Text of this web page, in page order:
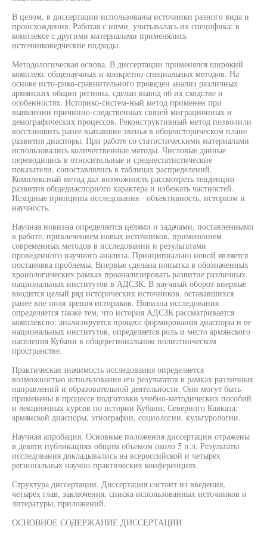
В целом, в диссертации использованы источники разного вида и
происхождения. Работая с ними, учитывалась их специфика; в
комплексе с другими материалами применялись
источниковедческие подходы.
Методологическая основа. В диссертации применялся широкий
комплекс общенаучных и конкретно-специальных методов. На
основе исто-рико-сравнительного проведен анализ различных
армянских общин региона, сделан вывод об их сходстве и
особенностях. Историко-систем-ный метод применен при
выявлении причинно-следственных связей миграционных и
демографических процессов. Реконструктивный метод позволили
восстановить ранее выпавшие звенья в общеисторическом плане
развития диаспоры. При работе со статистическими материалами
использовались количественные методы. Числовые данные
переводились в относительные и среднестатистические
показатели, сопоставлялись в таблицах распределений.
Комплексный метод дал возможность рассмотреть тенденции
развития общедиаспорного характера и избежать частностей.
Исходные принципы исследования - объективность, историзм и
научность.
Научная новизна определяется целями и задачами, поставленными
в работе, привлечением новых источников, применением
современных методов в исследовании и результатами
проведенного научного анализа. Принципиально новой является
постановка проблемы. Впервые сделана попытка в обозначенных
хронологических рамках проанализировать развитие различных
национальных институтов в АДСЗК. В научный оборот впервые
вводится целый ряд исторических источников, остававшихся
ранее вне поля зрения историков. Новизна исследования
определяется также тем, что история АДСЗК рассматривается
комплексно: анализируется процесс формирования диаспоры и ее
национальных институтов, определяется роль и место армянского
населения Кубани в общерегиональном полиэтническом
пространстве.
Практическая значимость исследования определяется
возможностью использования его результатов в рамках различных
направлений и образовательной деятельности. Они могут быть
применены в процессе подготовки учебно-методических пособий
и лекционных курсов по истории Кубани, Северного Кавказа,
армянской диаспоры, этнографии, социологии, культурологии.
Научная апробация. Основные положения диссертации отражены
в девяти публикациях общим объемом около 5 п.л. Результаты
исследования докладывались на всероссийской и четырех
региональных научно-практических конференциях.
Структура диссертации. Диссертация состоит из введения,
четырех глав, заключения, списка использованных источников и
литературы, приложений.
ОСНОВНОЕ СОДЕРЖАНИЕ ДИССЕРТАЦИИ